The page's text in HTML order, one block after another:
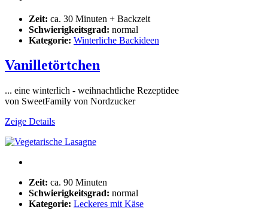
Zeit: ca. 30 Minuten + Backzeit
Schwierigkeitsgrad: normal
Kategorie: Winterliche Backideen
Vanilletörtchen
... eine winterlich - weihnachtliche Rezeptidee
von SweetFamily von Nordzucker
Zeige Details
Zeit: ca. 90 Minuten
Schwierigkeitsgrad: normal
Kategorie: Leckeres mit Käse